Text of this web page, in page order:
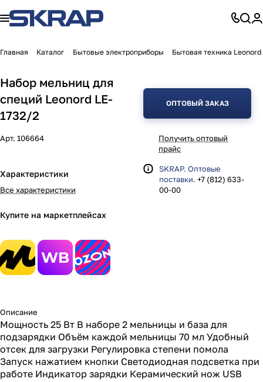
Главная Каталог Бытовые электроприборы Бытовая техника Leonord
Набор мельниц для
специй Leonord LE-
1732/2
Арт. 106664
Характеристики
Все характеристики
Купите на маркетплейсах
ОПТОВЫЙ ЗАКАЗ
Получить оптовый
прайс
SKRAP. Оптовые
поставки. +7 (812) 633-
00-00
Описание
Мощность 25 Вт В наборе 2 мельницы и база для
подзарядки Объём каждой мельницы 70 мл Удобный
отсек для загрузки Регулировка степени помола
Запуск нажатием кнопки Светодиодная подсветка при
работе Индикатор зарядки Керамический нож USB